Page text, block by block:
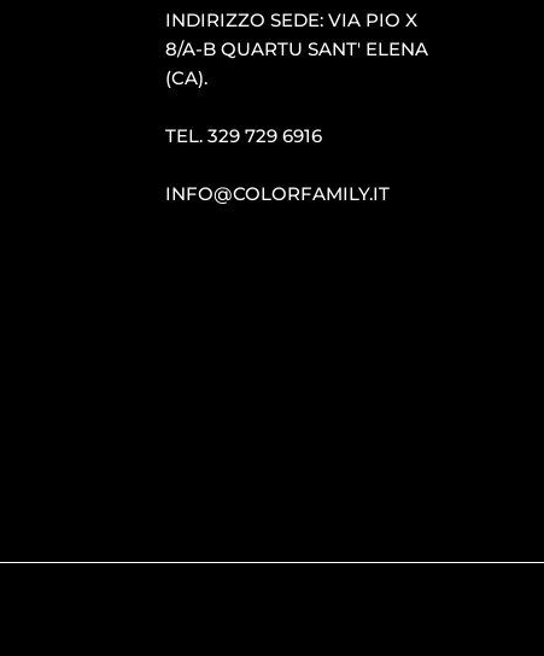
INDIRIZZO SEDE: VIA PIO X
8/A-B QUARTU SANT′ ELENA
(CA).
TEL.329 729 6916
INFO@COLORFAMILY.IT